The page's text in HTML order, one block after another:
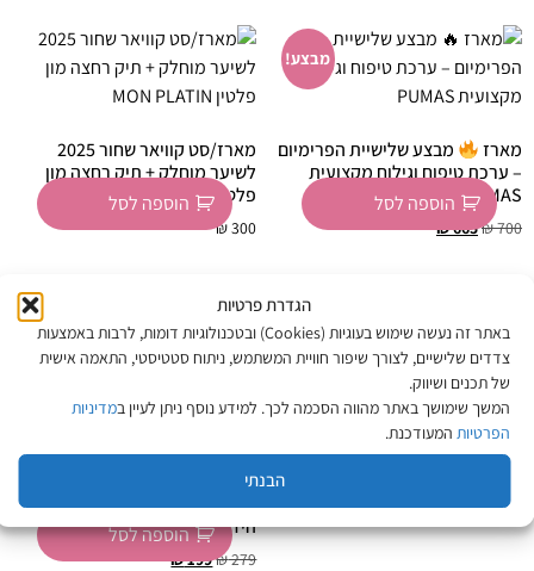
הגדרת פרטיות
באתר זה נעשה שימוש בעוגיות (Cookies) ובטכנולוגיות דומות, לרבות באמצעות
צדדים שלישיים, לצורך שיפור חוויית המשתמש, ניתוח סטטיסטי, התאמה אישית
של תכנים ושיווק.
המשך שימושך באתר מהווה הסכמה לכך. למידע נוסף ניתן לעיין במדיניות
הפרטיותהמעודכנת.
הבנתי
מבצע!
מארז
מבצע שלישיית הפרימיום
– ערכת טיפוח וגילוח מקצועית
PUMAS
₪700
₪665
הוספה לסל
מארז/סט קוויאר שחור 2025
לשיער מוחלק + תיק רחצה מון
פלטין MON PLATIN
₪300
הוספה לסל
מבצע!
מארז/ערכה 4 מוצרים – וויט
פלטיניום
₪289
₪239הוספה לסל
מבצע!
מארז/ערכה HAYDROPLEX The
מקצועית לשיקום והזנת השיער –
הידרופלקס
₪279
₪199
הוספה לסל